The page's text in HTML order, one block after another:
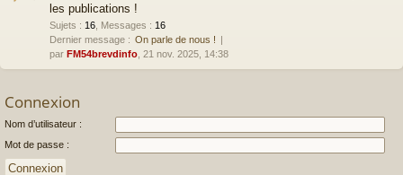
les publications !
Sujets : 16 Messages : 16
Dernier message : On parle de nous !
par FM54brevdinfo , 21 nov. 2025, 14:38
Connexion
Nom d’utilisateur :
Mot de passe :